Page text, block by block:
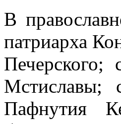
В
патриарха
Печерского;
Мстиславы;
Пафнутия